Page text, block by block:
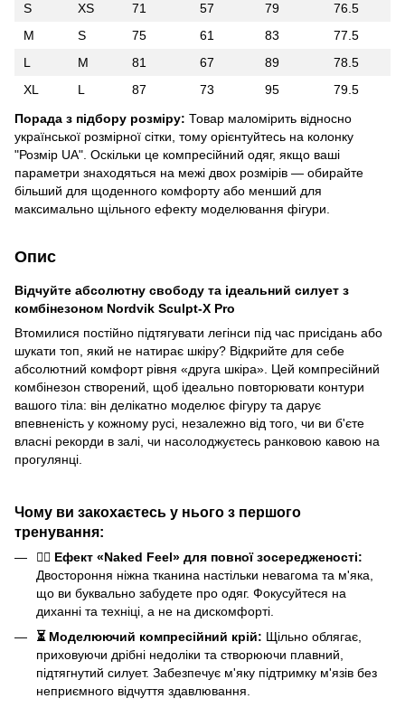
S XS 71 57 79
76.5
M
S 75 61 83
77.5
L
M 81 67 89
78.5
XL
L 87 73 95
79.5
Порада з підбору розміру: Товар маломірить відносно
української розмірної сітки, тому орієнтуйтесь на колонку
"Розмір UA". Оскільки це компресійний одяг, якщо ваші
параметри знаходяться на межі двох розмірів — обирайте
більший для щоденного комфорту або менший для
максимально щільного ефекту моделювання фігури.
Опис
Відчуйте абсолютну свободу та ідеальний силует з
комбінезоном Nordvik Sculpt-X Pro
Втомилися постійно підтягувати легінси під час присідань або
шукати топ, який не натирає шкіру? Відкрийте для себе
абсолютний комфорт рівня «друга шкіра». Цей компресійний
комбінезон створений, щоб ідеально повторювати контури
вашого тіла: він делікатно моделює фігуру та дарує
впевненість у кожному русі, незалежно від того, чи ви б'єте
власні рекорди в залі, чи насолоджуєтесь ранковою кавою на
прогулянці.
Чому ви закохаєтесь у нього з першого
тренування:
🧘‍♀️ Ефект «Naked Feel» для повної зосередженості:
Двостороння ніжна тканина настільки невагома та м'яка,
що ви буквально забудете про одяг. Фокусуйтеся на
диханні та техніці, а не на дискомфорті.
⏳ Моделюючий компресійний крій: Щільно облягає,
приховуючи дрібні недоліки та створюючи плавний,
підтягнутий силует. Забезпечує м'яку підтримку м'язів без
неприємного відчуття здавлювання.